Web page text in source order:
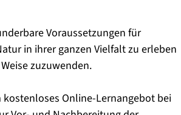
Voraussetzungen für
in ihrer ganzen Vielfalt zu erleben
zuzuwenden.
Online-Lernangebot bei